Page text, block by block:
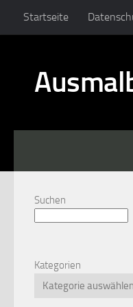
Startseite
Suchen
Kategorien